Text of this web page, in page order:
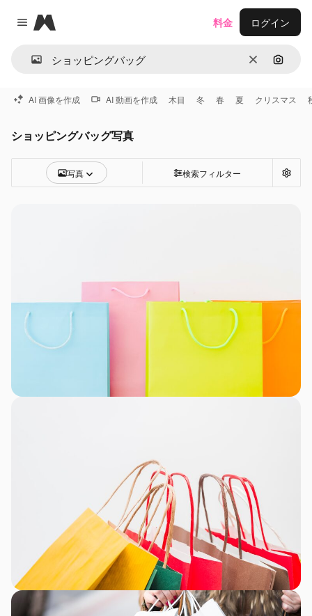
Close menu
Magnific
消去 画像で
料金 ログイン
AI 画像を作成 AI 動画を作成 木目 冬 春 夏 クリスマス
ショッピングバッグ写真
写真 検索フィルター